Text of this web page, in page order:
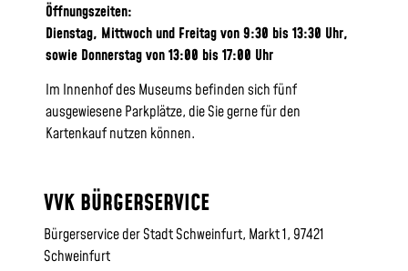
Öffnungszeiten:
Dienstag, Mittwoch und Freitag von 9:30 bis 13:30 Uhr,
sowie Donnerstag von 13:00 bis 17:00 Uhr
Im Innenhof des Museums befinden sich fünf
ausgewiesene Parkplätze, die Sie gerne für den
Kartenkauf nutzen können.
VVK BÜRGERSERVICE
Bürgerservice der Stadt Schweinfurt, Markt 1, 97421
Schweinfurt